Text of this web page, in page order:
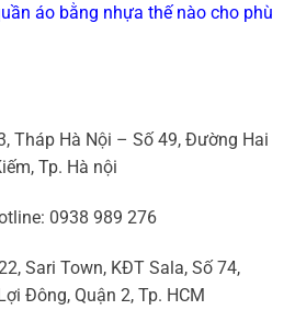
áo bằng nhựa thế nào cho phù
Tháp Hà Nội – Số 49, Đường Hai
Tp. Hà nội
0938 989 276
Sari Town, KĐT Sala, Số 74,
Đông, Quận 2, Tp. HCM